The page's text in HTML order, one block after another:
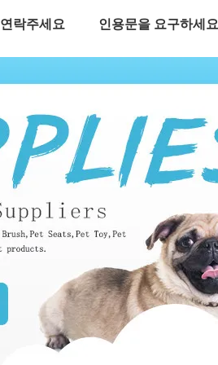
연락주세요 인용문을 요구하세요